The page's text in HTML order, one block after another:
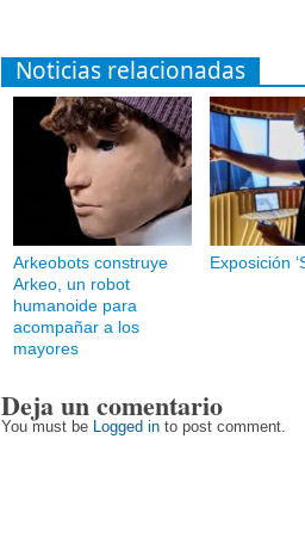
Noticias relacionadas
Arkeobots construye
Arkeo, un robot
humanoide para
acompañar a los
mayores
Exposición
Deja un comentario
You must be Logged in to post comment.